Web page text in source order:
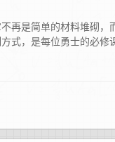
再是简单的材料堆砌，
式，是每位勇士的必修